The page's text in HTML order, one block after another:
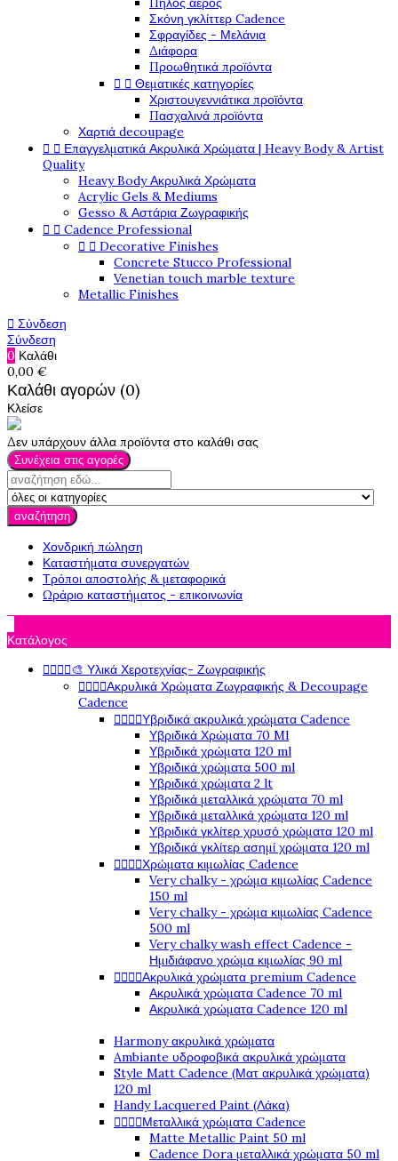
Σκόνη γκλίττερ Cadence
Σφραγίδες - Μελάνια
Διάφορα
Προωθητικά προϊόντα
  Θεματικές κατηγορίες
Χριστουγεννιάτικα προϊόντα
Πασχαλινά προϊόντα
Χαρτιά decoupage
  Επαγγελματικά Ακρυλικά Χρώματα | Heavy Body & Artist
Quality
Heavy Body Ακρυλικά Χρώματα
Acrylic Gels & Mediums
Gesso & Αστάρια Ζωγραφικής
  Cadence Professional
  Decorative Finishes
Concrete Stucco Professional
Venetian touch marble texture
Metallic Finishes
 Σύνδεση
Σύνδεση
0 Καλάθι
0,00 €
Καλάθι αγορών (0)
Κλείσε
Δεν υπάρχουν άλλα προϊόντα στο καλάθι σας
Συνέχεια στις αγορές
αναζήτηση
Χονδρική πώληση
Καταστήματα συνεργατών
Τρόποι αποστολής & μεταφορικά
Ωράριο καταστήματος - επικοινωνία
Κατάλογος
🎨 Υλικά Χεροτεχνίας- Ζωγραφικής
Ακρυλικά Χρώματα Ζωγραφικής & Decoupage
Cadence
Υβριδικά ακρυλικά χρώματα Cadence
Υβριδικά Χρώματα 70 Ml
Υβριδικά χρώματα 120 ml
Υβριδικά χρώματα 500 ml
Υβριδικά χρώματα 2 lt
Υβριδικά μεταλλικά χρώματα 70 ml
Υβριδικά μεταλλικά χρώματα 120 ml
Υβριδικά γκλίτερ χρυσό χρώματα 120 ml
Υβριδικά γκλίτερ ασημί χρώματα 120 ml
Χρώματα κιμωλίας Cadence
Very chalky - χρώμα κιμωλίας Cadence
150 ml
Very chalky - χρώμα κιμωλίας Cadence
500 ml
Very chalky wash effect Cadence -
Ημιδιάφανο χρώμα κιμωλίας 90 ml
Ακρυλικά χρώματα premium Cadence
Ακρυλικά χρώματα Cadence 70 ml
Ακρυλικά χρώματα Cadence 120 ml
Harmony ακρυλικά χρώματα
Ambiante υδροφοβικά ακρυλικά χρώματα
Style Matt Cadence (Ματ ακρυλικά χρώματα)
120 ml
Handy Lacquered Paint (Λάκα)
Μεταλλικά χρώματα Cadence
Matte Metallic Paint 50 ml
Cadence Dora μεταλλικά χρώματα 50 ml